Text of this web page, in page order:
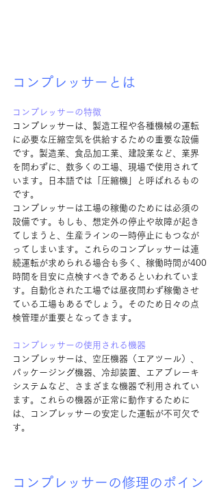
コンプレッサーとは
コンプレッサーの特徴
コンプレッサーは、 製造工程や各種機械の運転
に必要な圧縮空気を供給するための重要な設備
です。製造業、食品加工業、建設業など、業界
を問わずに、数多くの工場、現場で使用されて
います。日本語では「圧縮機」と呼ばれるもの
です。
コンプレッサーは工場の稼働のためには必須の
設備です。もしも、想定外の停止や故障が起き
てしまうと、生産ラインの一時停止にもつなが
ってしまいます。これらのコンプレッサーは連
続運転が求められる場合も多く、稼働時間が400
時間を目安に点検すべきであるといわれていま
す。自動化された工場では昼夜問わず稼働させ
ている工場もあるでしょう。そのため日々の点
検管理が重要となってきます。
コンプレッサーの使用される機器
コンプレッサーは、空圧機器（エアツール）、
パッケージング機器、冷却装置、エアブレーキ
システムなど、さまざまな機器で利用されてい
ます。これらの機器が正常に動作するために
は、コンプレッサーの安定した運転が不可欠で
す。
コンプレッサーの修理のポイン